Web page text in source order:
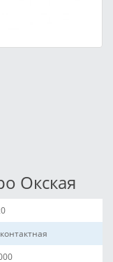
Окская